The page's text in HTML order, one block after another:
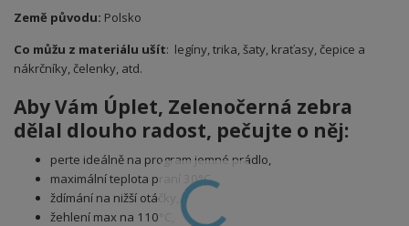
Země původu: Polsko
Co můžu z materiálu ušít: legíny, trika, šaty, kraťasy, čepice a
nákrčníky, čelenky, atd.
Aby Vám Úplet, Zelenočerná zebra
dělal dlouho radost, pečujte o něj:
perte ideálně na program jemné prádlo,
maximální teplota praní 30°C,
ždímání na nižší otáčky,
žehlení max na 110°C,